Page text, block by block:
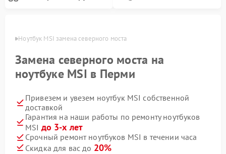
Ноутбук MSI замена северного моста
Замена северного моста на
ноутбуке MSI в Перми
Привезем и увезем ноутбук MSI собственной
доставкой
Гарантия на наши работы по ремонту ноутбуков
MSI до 3-х лет
Срочный ремонт ноутбуков MSI в течении часа
Скидка для вас до 20%